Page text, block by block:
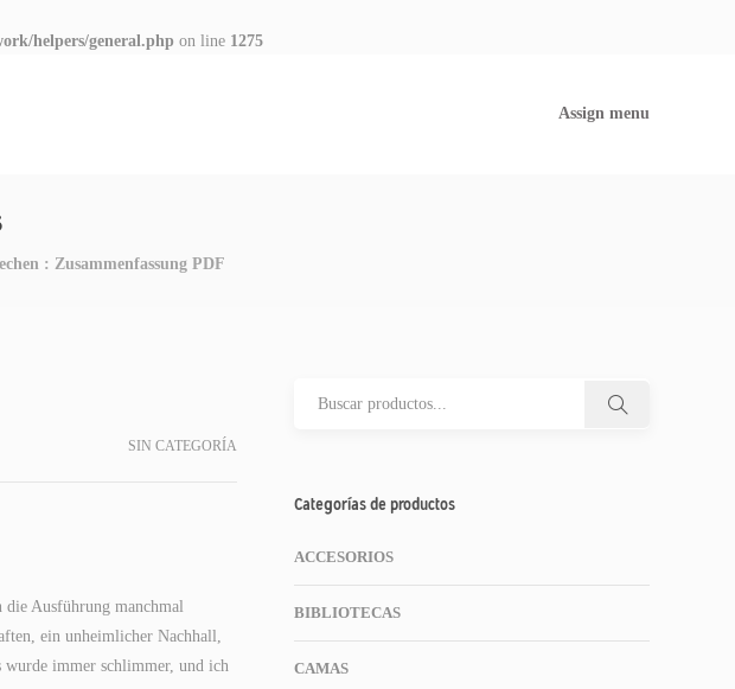
helpers/general.php on line 1275
Assign menu
: Zusammenfassung PDF
SIN CATEGORÍA
die Ausführung manchmal
ein unheimlicher Nachhall,
wurde immer schlimmer, und ich
Categorías de productos
ACCESORIOS
BIBLIOTECAS
CAMAS